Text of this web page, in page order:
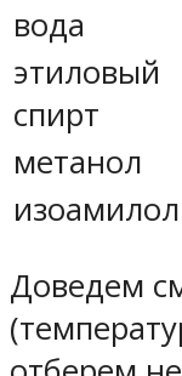
вода
этиловый
спирт
метанол
изоамилол
Доведем